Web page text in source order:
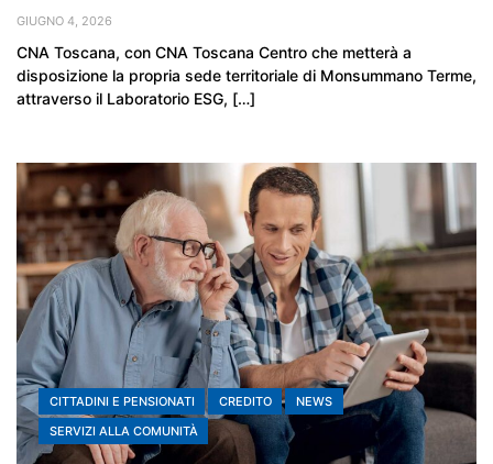
GIUGNO 4, 2026
CNA Toscana, con CNA Toscana Centro che metterà a
disposizione la propria sede territoriale di Monsummano Terme,
attraverso il Laboratorio ESG, […]
CITTADINI E PENSIONATI CREDITO
NEWS
SERVIZI ALLA COMUNITÀ